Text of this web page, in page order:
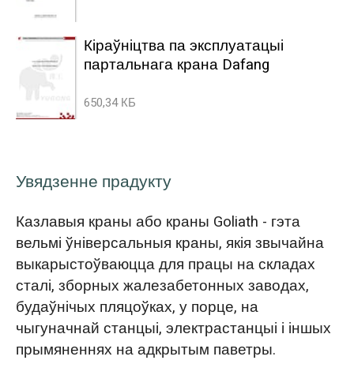
Кіраўніцтва па эксплуатацыі
партальнага крана Dafang
650,34 КБ
Увядзенне прадукту
Казлавыя краны або краны Goliath - гэта
вельмі ўніверсальныя краны, якія звычайна
выкарыстоўваюцца для працы на складах
сталі, зборных жалезабетонных заводах,
будаўнічых пляцоўках, у порце, на
чыгуначнай станцыі, электрастанцыі і іншых
прымяненнях на адкрытым паветры.